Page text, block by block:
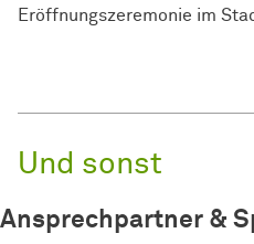
Eröffnungszeremonie im
Und sonst
Ansprechpartner &